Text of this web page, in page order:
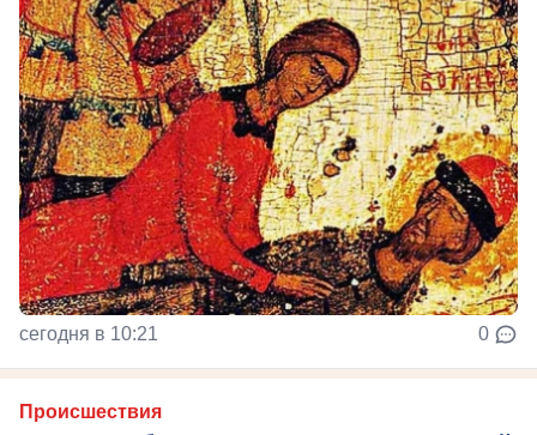
сегодня в 10:21 0
Происшествия